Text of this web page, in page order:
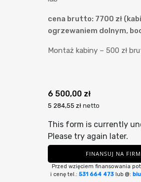
cena brutto: 7700 zł
ogrzewaniem dolnym,
Montaż kabiny – 500 zł
6 500,00 zł
5 284,55 zł netto
This form is currently
Please try again later.
FINANSUJ NA
Przed wzięciem finansowania
i cenę tel.: 531 664 473lub @: